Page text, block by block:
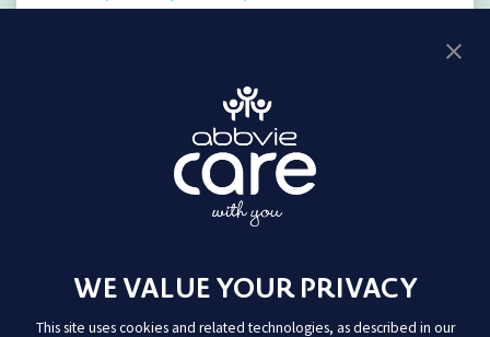
Physiotherapie wie bei Parkinson über einen längeren
Zeitraum oder fortlaufend angezeigt ist, kann Ihre
Praxis jedoch regelmäßig Folgerezepte ausstellen.
WE VALUE YOUR PRIVACY
This site uses cookies and related technologies, as described in our